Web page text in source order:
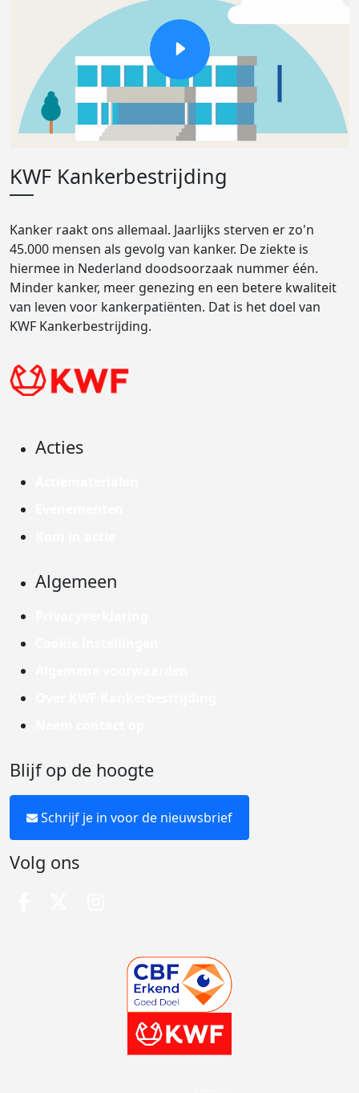
KWF Kankerbestrijding
Kanker raakt ons allemaal. Jaarlijks sterven er zo'n
45.000 mensen als gevolg van kanker. De ziekte is
hiermee in Nederland doodsoorzaak nummer één.
Minder kanker, meer genezing en een betere kwaliteit
van leven voor kankerpatiënten. Dat is het doel van
KWF Kankerbestrijding.
Acties
Algemeen
Blijf op de hoogte
Schrijf je in voor de nieuwsbrief
Volg ons